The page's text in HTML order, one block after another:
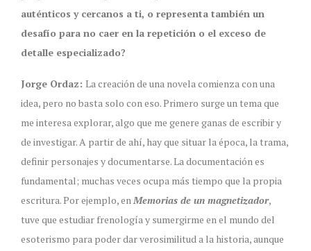
auténticos y cercanos a ti, o representa también un
desafío para no caer en la repetición o el exceso de
detalle especializado?
Jorge Ordaz: La creación de una novela comienza con una
idea, pero no basta solo con eso. Primero surge un tema que
me interesa explorar, algo que me genere ganas de escribir y
de investigar. A partir de ahí, hay que situar la época, la trama,
definir personajes y documentarse. La documentación es
fundamental; muchas veces ocupa más tiempo que la propia
escritura. Por ejemplo, enMemorias de un magnetizador,
tuve que estudiar frenología y sumergirme en el mundo del
esoterismo para poder dar verosimilitud a la historia, aunque